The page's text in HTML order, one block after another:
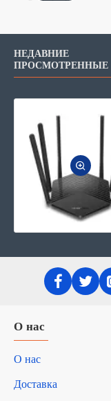
НЕДАВНИЕ
ПРОСМОТРЕННЫЕ
О нас
О нас
Доставка